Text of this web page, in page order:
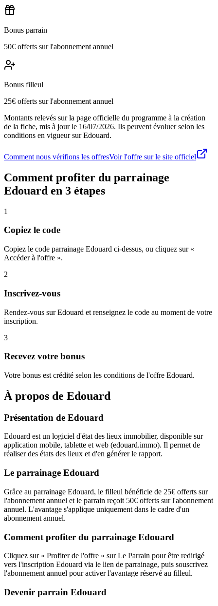
Bonus parrain
50€ offerts sur l'abonnement annuel
Bonus filleul
25€ offerts sur l'abonnement annuel
Montants relevés sur la page officielle du programme à la création
de la fiche, mis à jour le 16/07/2026. Ils peuvent évoluer selon les
conditions en vigueur surEdouard.
Comment nous vérifions les offresVoir l'offre sur le site officiel
Comment profiter du parrainage
Edouard en 3 étapes
1
Copiez le code
Copiez le code parrainage Edouard ci-dessus, ou cliquez sur «
Accéder à l'offre ».
2
Inscrivez-vous
Rendez-vous sur Edouard et renseignez le code au moment de votre
inscription.
3
Recevez votre bonus
Votre bonus est crédité selon les conditions de l'offre Edouard.
À propos de Edouard
Présentation de Edouard
Edouard est un logiciel d'état des lieux immobilier, disponible sur
application mobile, tablette et web (edouard.immo). Il permet de
réaliser des états des lieux et d'en générer le rapport.
Le parrainage Edouard
Grâce au parrainage Edouard, le filleul bénéficie de 25€ offerts sur
l'abonnement annuel et le parrain reçoit 50€ offerts sur l'abonnement
annuel. L'avantage s'applique uniquement dans le cadre d'un
abonnement annuel.
Comment profiter du parrainage Edouard
Cliquez sur « Profiter de l'offre » sur Le Parrain pour être redirigé
vers l'inscription Edouard via le lien de parrainage, puis souscrivez
l'abonnement annuel pour activer l'avantage réservé au filleul.
Devenir parrain Edouard